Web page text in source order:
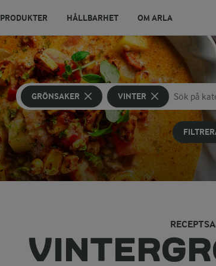
PRODUKTER HÅLLBARHET OM ARLA
GRÖNSAKER VINTER
Sök på
Skriv in